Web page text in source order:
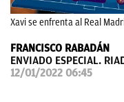
Xavi se enfrenta al Real
FRANCISCO RABADÁN
ENVIADO ESPECIAL.
12/01/2022 06:45